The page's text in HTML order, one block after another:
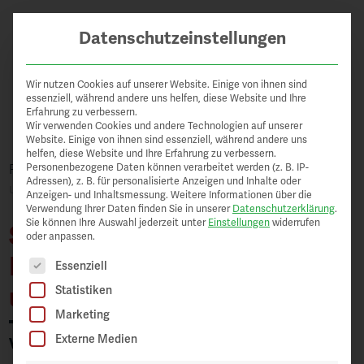
Freelancer
Firmen
Anobag
LÖSUNGEN
LOHNRECHNER
Ratgeber>Schweizer digitale Nomaden: Arbeit, Steuern
und Versicherung
Schweizer digitale
Nomaden: Arbeit, Steuern
und Versicherung
VON PAYROLLPLUS,
Hallo! Ich bin Loni, der digitale
Assistent von PayrollPlus. Ich
helfe dir gerne bei allen Fragen
rund um PayrollPlus – direkt
hier im Chat.
12:45
Datenschutzeinstellungen
Wir nutzen Cookies auf unserer Website. Einige von ihnen sind
essenziell, während andere uns helfen, diese Website und Ihre
Erfahrung zu verbessern.
Wir verwenden Cookies und andere Technologien auf unserer
Website. Einige von ihnen sind essenziell, während andere uns
helfen, diese Website und Ihre Erfahrung zu verbessern.
Personenbezogene Daten können verarbeitet werden (z. B. IP-
Adressen), z. B. für personalisierte Anzeigen und Inhalte oder
Anzeigen- und Inhaltsmessung. Weitere Informationen über die
Verwendung Ihrer Daten finden Sie in unsererDatenschutzerklärung.
Sie können Ihre Auswahl jederzeit unterEinstellungenwiderrufen
oder anpassen.
Es folgt eine Liste der Service-Gruppen, für die eine
Essenziell
Statistiken
Marketing
Externe Medien